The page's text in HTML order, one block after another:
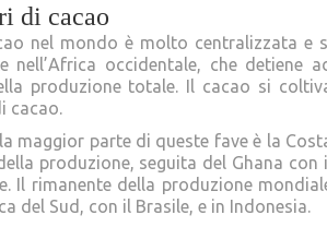
di cacao
nel mondo è molto centralizzata e
nell’Africa occidentale, che detiene
produzione totale. Il cacao si
cacao.
maggior parte di queste fave è la
produzione, seguita del Ghana con
Il rimanente della produzione
del Sud, con il Brasile, e in Indonesia.